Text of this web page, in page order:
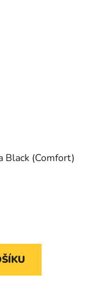
Black (Comfort)